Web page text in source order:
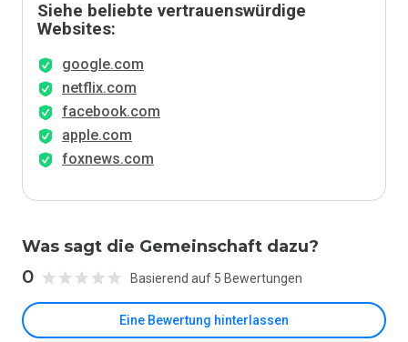
Siehe beliebte vertrauenswürdige
Websites:
google.com
netflix.com
facebook.com
apple.com
foxnews.com
Was sagt die Gemeinschaft dazu?
0 Basierend auf 5 Bewertungen
Eine Bewertung hinterlassen